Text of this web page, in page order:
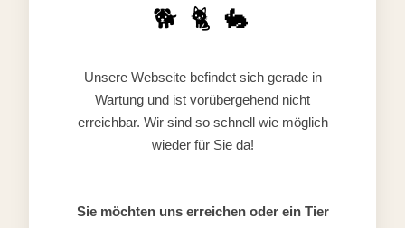
🐕 🐈 🐇
Unsere Webseite befindet sich gerade in
Wartung und ist vorübergehend nicht
erreichbar. Wir sind so schnell wie möglich
wieder für Sie da!
Sie möchten uns erreichen oder ein Tier